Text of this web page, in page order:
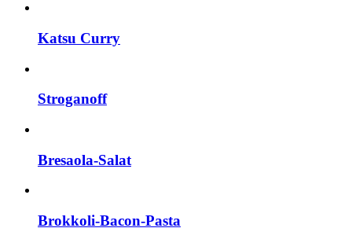
Katsu Curry
Stroganoff
Bresaola-Salat
Brokkoli-Bacon-Pasta